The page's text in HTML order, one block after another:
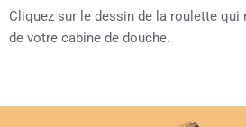
Cliquez sur le dessin de la roulette
de votre cabine de douche.